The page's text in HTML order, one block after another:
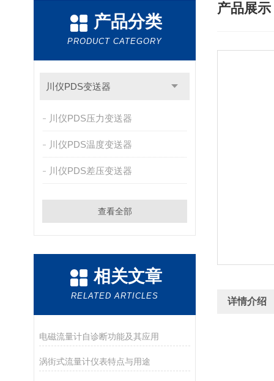
产品分类
PRODUCT CATEGORY
川仪PDS变送器
川仪PDS压力变送器
川仪PDS温度变送器
川仪PDS差压变送器
查看全部
相关文章
RELATED ARTICLES
电磁流量计自诊断功能及其应用
涡街式流量计仪表特点与用途
产品展示
详情介绍